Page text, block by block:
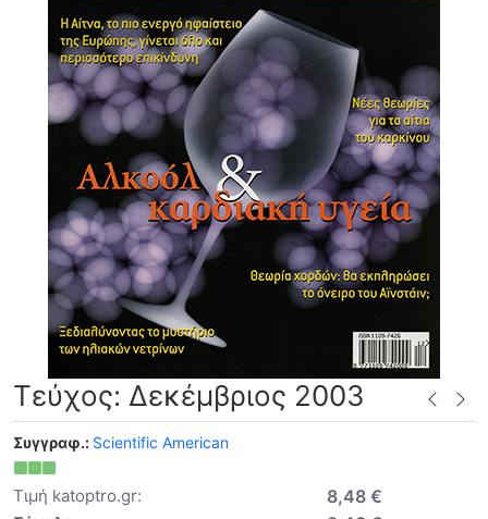
Τεύχος: Δεκέμβριος 2003
Συγγραφ.: Scientific American
Τιμή katoptro.gr: 8,48 €